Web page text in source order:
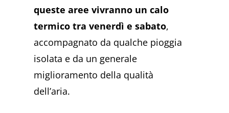
queste aree vivranno un calo
termico tra venerdì e sabato,
accompagnato da qualche pioggia
isolata e da un generale
miglioramento della qualità
dell’aria.